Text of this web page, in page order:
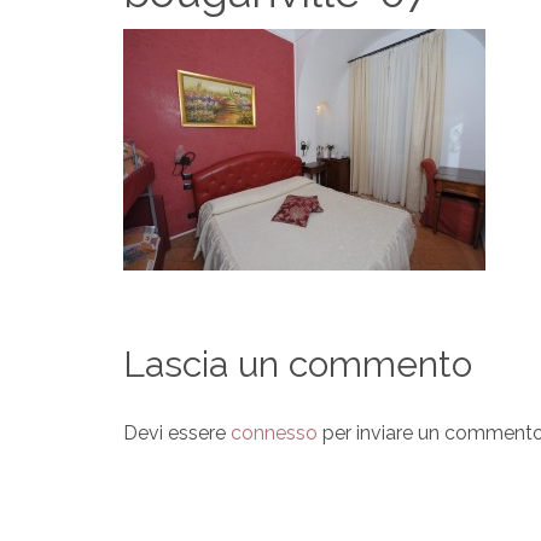
Lascia un commento
Devi essere connesso per inviare un